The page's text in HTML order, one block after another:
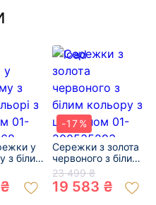
у
з білим
-17%
Сережки з золота
червоного з білим
кольору з
цирконом 01-
200535293
23 499 ₴
19 583 ₴